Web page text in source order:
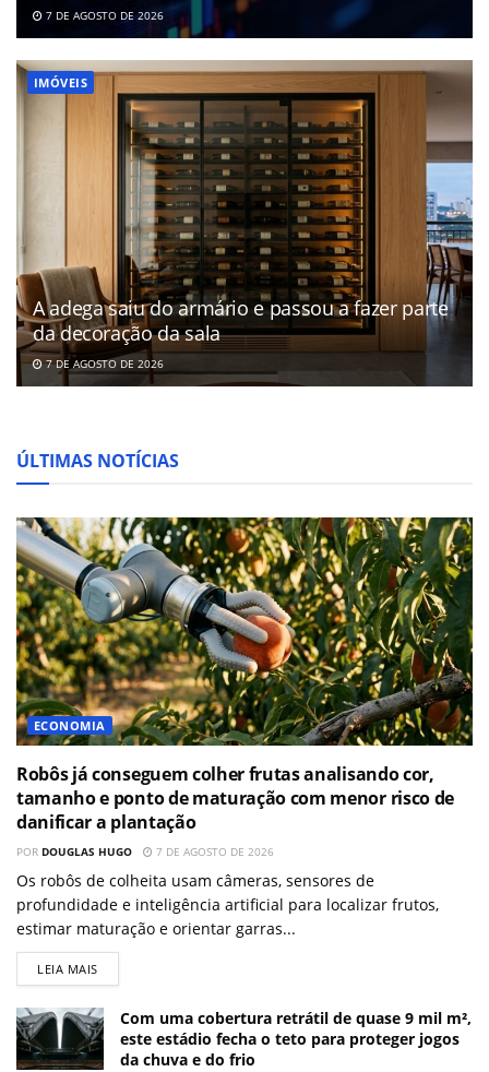
7 DE AGOSTO DE 2026
IMÓVEIS
A adega saiu do armário e passou a fazer parte
da decoração da sala
7 DE AGOSTO DE 2026
ÚLTIMAS NOTÍCIAS
ECONOMIA
Robôs já conseguem colher frutas analisando cor,
tamanho e ponto de maturação com menor risco de
danificar a plantação
POR DOUGLAS HUGO 7 DE AGOSTO DE 2026
Os robôs de colheita usam câmeras, sensores de
profundidade e inteligência artificial para localizar frutos,
estimar maturação e orientar garras...
LEIA MAIS
Com uma cobertura retrátil de quase 9 mil m²,
este estádio fecha o teto para proteger jogos
da chuva e do frio